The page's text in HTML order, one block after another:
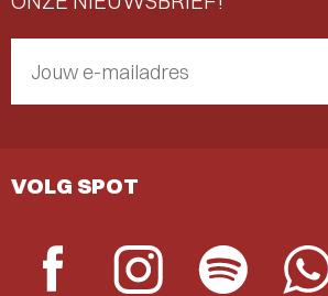
Jouw e-mailadres
VOLG SPOT